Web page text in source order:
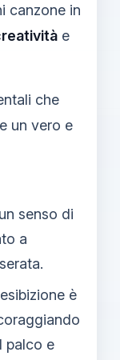
canzone in
e
che
un vero e
senso di
a
è
palco e